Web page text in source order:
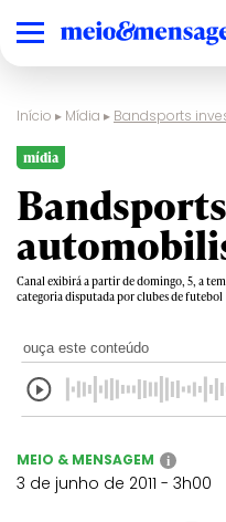
Início ▸ Mídia ▸ Bandsports
mídia
Canal exibirá a partir de domingo, 5, a
categoria disputada por clubes de futebol
ouça este conteúdo
MEIO & MENSAGEM i
3 de junho de 2011 - 3h00